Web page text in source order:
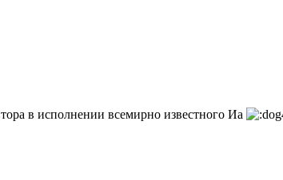
в исполнении всемирно известного Иа